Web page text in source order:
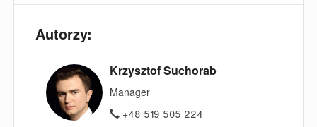
Autorzy:
Krzysztof Suchorab
Manager
+48 519 505 224